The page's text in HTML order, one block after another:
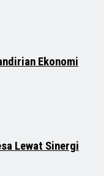
Ekonomi
Lewat Sinergi